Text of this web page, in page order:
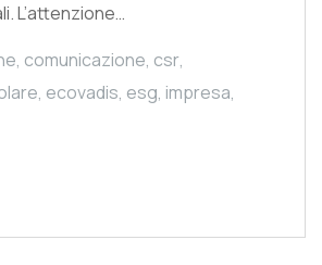
L’attenzione…
, comunicazione, csr,
, ecovadis, esg, impresa,